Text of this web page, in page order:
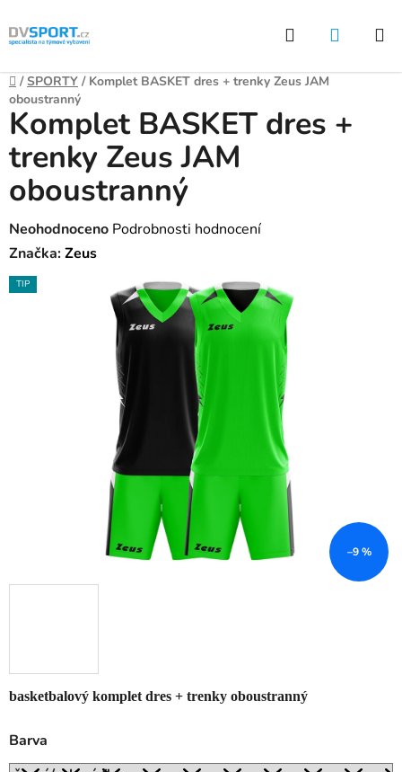
Přejít
na
Hledat
Domů
/ SPORTY / Komplet BASKET dres + trenky Zeus JAM
oboustranný
basketbalový komplet dres + trenky oboustranný
Barva
Komplet BASKET dres +
trenky Zeus JAM
oboustranný
Průměrné
hodnocení
produktu
Neohodnoceno Podrobnosti hodnocení
Značka:Zeus
TIP
–9 %